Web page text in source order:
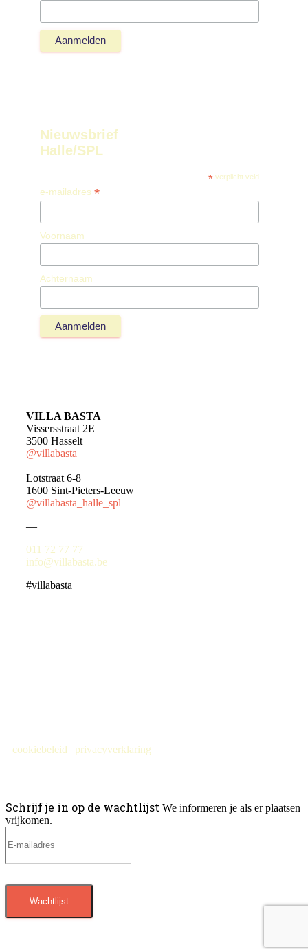
Nieuwsbrief
Halle/SPL
*verplicht veld
e-mailadres *
Voornaam
Achternaam
VILLA BASTA
Vissersstraat 2E
3500 Hasselt
@villabasta
—
Lotstraat 6-8
1600 Sint-Pieters-Leeuw
@villabasta_halle_spl
—
011 72 77 77
info@villabasta.be
#villabasta
cookiebeleid | privacyverklaring
Schrijf je in op de wachtlijst We informeren je als er plaatsen
vrijkomen.
Wachtlijst